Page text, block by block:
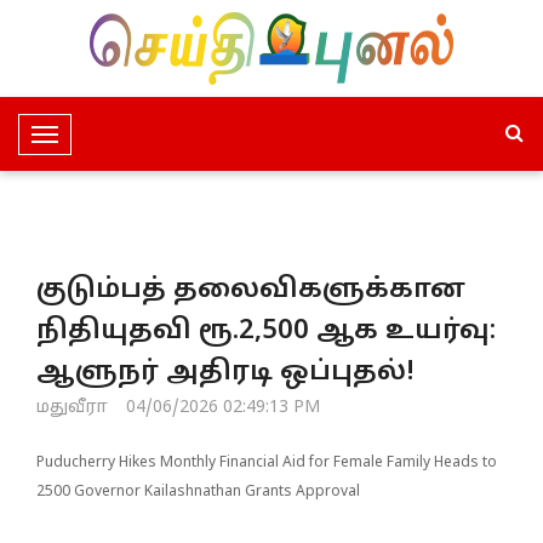
T
o
e
N
a
v
i
a
t
குடும்பத் தலைவிகளுக்கான
நிதியுதவி ரூ.2,500 ஆக உயர்வு:
ஆளுநர் அதிரடி ஒப்புதல்!
மதுவீரா 04/06/2026 02:49:13 PM
Puducherry Hikes Monthly Financial Aid for Female Family Heads to
2500 Governor Kailashnathan Grants Approval